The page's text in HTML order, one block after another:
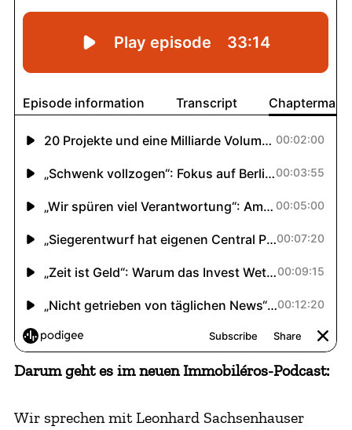
Darum geht es im neuen Immobiléros-Podcast:
Wir sprechen mit Leonhard Sachsenhauser